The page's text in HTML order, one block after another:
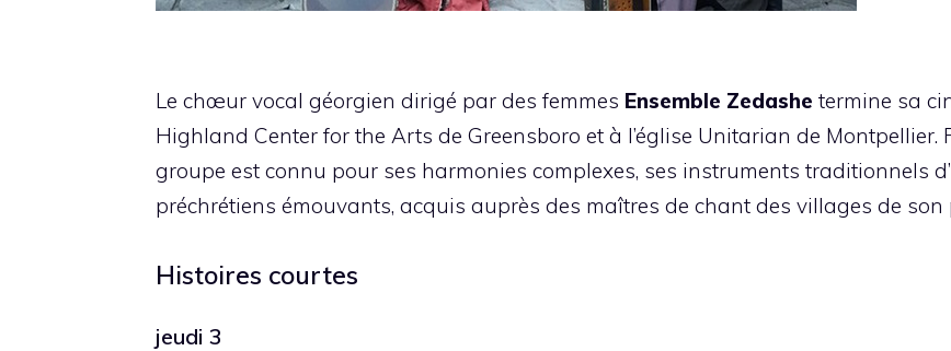
Le chœur vocal géorgien dirigé par des femmes Ensemble Zedashe termine sa
Highland Center for the Arts de Greensboro et à l’église Unitarian de Montpellier.
groupe est connu pour ses harmonies complexes, ses instruments traditionnels
préchrétiens émouvants, acquis auprès des maîtres de chant des villages de son
Histoires courtes
jeudi 3